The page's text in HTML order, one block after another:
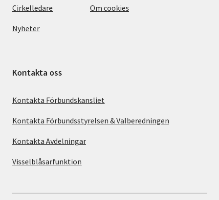
Cirkelledare
Nyheter
Om cookies
Kontakta oss
Kontakta Förbundskansliet
Kontakta Förbundsstyrelsen & Valberedningen
Kontakta Avdelningar
Visselblåsarfunktion